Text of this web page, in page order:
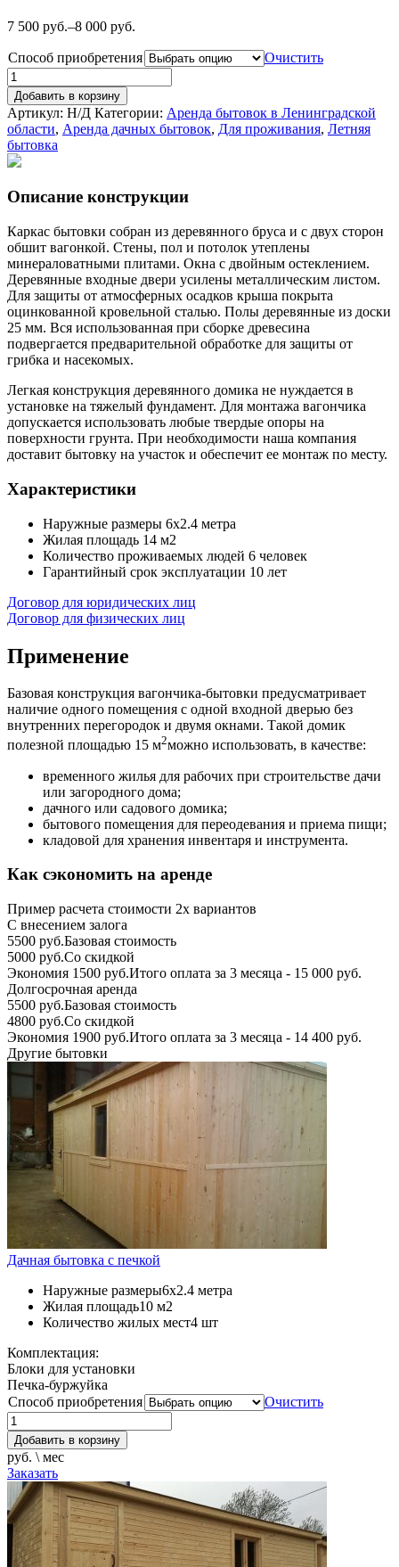
7 500 руб.–8 000 руб.
Способ приобретения Очистить
Добавить в корзину
Артикул: Н/Д Категории: Аренда бытовок в Ленинградской
области, Аренда дачных бытовок, Для проживания, Летняя
бытовка
Описание конструкции
Каркас бытовки собран из деревянного бруса и с двух сторон
обшит вагонкой. Стены, пол и потолок утеплены
минераловатными плитами. Окна с двойным остеклением.
Деревянные входные двери усилены металлическим листом.
Для защиты от атмосферных осадков крыша покрыта
оцинкованной кровельной сталью. Полы деревянные из доски
25 мм. Вся использованная при сборке древесина
подвергается предварительной обработке для защиты от
грибка и насекомых.
Легкая конструкция деревянного домика не нуждается в
установке на тяжелый фундамент. Для монтажа вагончика
допускается использовать любые твердые опоры на
поверхности грунта. При необходимости наша компания
доставит бытовку на участок и обеспечит ее монтаж по месту.
Характеристики
Наружные размеры 6х2.4 метра
Жилая площадь 14 м2
Количество проживаемых людей 6 человек
Гарантийный срок эксплуатации 10 лет
Договор для юридических лиц
Договор для физических лиц
Применение
Базовая конструкция вагончика-бытовки предусматривает
наличие одного помещения с одной входной дверью без
внутренних перегородок и двумя окнами. Такой домик
полезной площадью 15 м2можно использовать, в качестве:
временного жилья для рабочих при строительстве дачи
или загородного дома;
дачного или садового домика;
бытового помещения для переодевания и приема пищи;
кладовой для хранения инвентаря и инструмента.
Как сэкономить на аренде
Пример расчета стоимости 2х вариантов
С внесением залога
5500 руб.Базовая стоимость
5000 руб.Со скидкой
Экономия 1500 руб.Итого оплата за 3 месяца - 15 000 руб.
Долгосрочная аренда
5500 руб.Базовая стоимость
4800 руб.Со скидкой
Экономия 1900 руб.Итого оплата за 3 месяца - 14 400 руб.
Другие бытовки
Дачная бытовка с печкой
Наружные размеры6х2.4 метра
Жилая площадь10 м2
Количество жилых мест4 шт
Комплектация:
Блоки для установки
Печка-буржуйка
Способ приобретения
Очистить
Добавить в корзину
руб. \ мес
Заказать